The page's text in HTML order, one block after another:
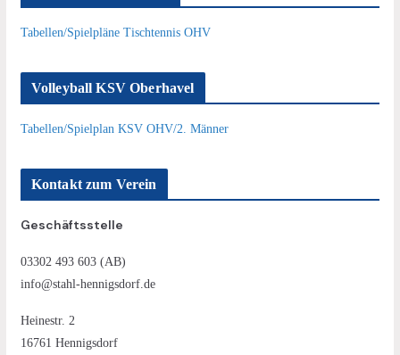
Tabellen/Spielpläne Tischtennis OHV
Volleyball KSV Oberhavel
Tabellen/Spielplan KSV OHV/2. Männer
Kontakt zum Verein
Geschäftsstelle
03302 493 603 (AB)
info@stahl-hennigsdorf.de
Heinestr. 2
16761 Hennigsdorf